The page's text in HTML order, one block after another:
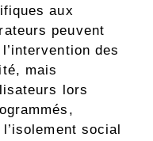
aux
peuvent
des
mais
lors
social